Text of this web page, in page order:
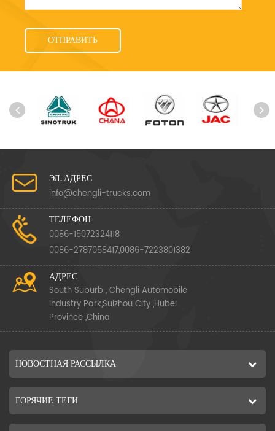
ЭЛ. АДРЕС
info@chengli-trucks.com
ТЕЛЕФОН
0086-15072324118
0086-2787058417,0086-7223801382
АДРЕС
South Suburb , Chengli Automobile
Industry Park,Suizhou City ,Hubei
Province ,China
НОВОСТНАЯ РАССЫЛКА
ГОРЯЧИЕ ТЕГИ